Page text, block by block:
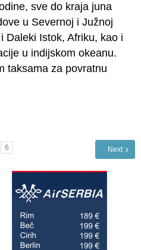
sve do kraja juna
u Severnoj i Južnoj
Daleki Istok, Afriku, kao i
u indijskom okeanu.
taksama za povratnu
6 Next